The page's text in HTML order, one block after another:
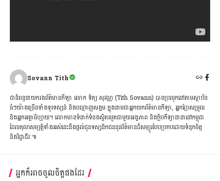
Sovann Tith
ជានិពន្ធនាយករងព័ត៌មានកីឡា លោក ទិត្យ សុវណ្ណ (Tith Sovann) បានប្រលូកនៅតាមស្ថាប័ន
ធំៗយ៉ាងច្រើនទាំងទូរទស្សន៍ និងបណ្ដាញសង្គម ក្នុងនាមជាអ្នកយកព័ត៌មានកីឡា, អ្នកប្រែសម្រួល
និងអ្នកអត្ថាធិប្បាយ។ លោកមានទំនាក់ទំនងស្អិតរមួតជាមួយអង្គភាព និងក្លិបកីឡានានានៅកម្ពុជា
ដែលគុណសម្បត្តិទាំងអស់នេះនឹងផ្ដល់ជូនទស្សនិកជននូវព័ត៌មានដ៏សម្បូរបែបប្រកបដោយទំនុកចិត្ត
និងវិជ្ជាជីវៈ៕
អ្នកក៏អាចចូលចិត្តផងដែរ